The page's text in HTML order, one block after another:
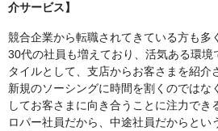
介サービス】
競合企業から転職されてきている方も多
30代の社員も増えており、活気ある環境
タイルとして、支店からお客さまを紹介
新規のソーシングに時間を割くのではな
してお客さまに向き合うことに注力でき
ロパー社員だから、中途社員だからとい